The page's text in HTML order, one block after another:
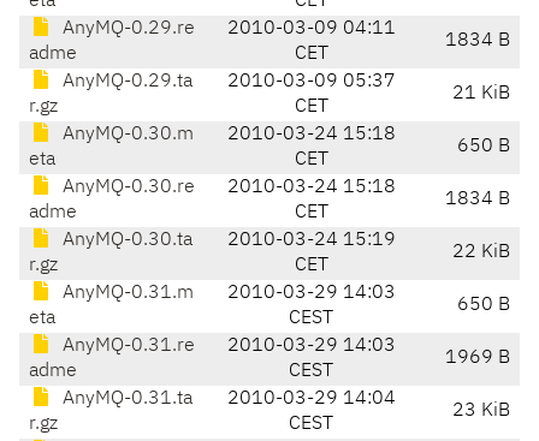
AnyMQ-0.29.re
adme
2010-03-09 04:11
CET
1834 B
AnyMQ-0.29.ta
r.gz
2010-03-09 05:37
CET
21 KiB
AnyMQ-0.30.m
eta
2010-03-24 15:18
CET
650 B
AnyMQ-0.30.re
adme
2010-03-24 15:18
CET
1834 B
AnyMQ-0.30.ta
r.gz
2010-03-24 15:19
CET
22 KiB
AnyMQ-0.31.m
eta
2010-03-29 14:03
CEST
650 B
AnyMQ-0.31.re
adme
2010-03-29 14:03
CEST
1969 B
AnyMQ-0.31.ta
r.gz
2010-03-29 14:04
CEST
23 KiB